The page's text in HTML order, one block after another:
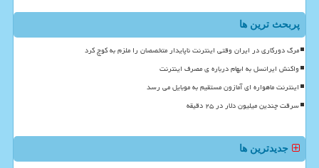
پربحث ترین ها
مرگ دورکاری در ایران وقتی اینترنت ناپایدار متخصصان را ملزم به کوچ کرد
واکنش ایرانسل به ابهام درباره ی مصرف اینترنت
اینترنت ماهواره ای آمازون مستقیم به موبایل می رسد
سرقت چندین میلیون دلار در ۲۵ دقیقه
جدیدترین ها